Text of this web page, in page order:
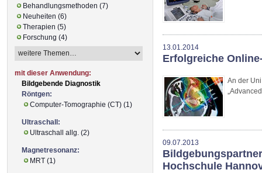
13.01.2014
Erfolgreiche
An der
09.07.2013
Hochschule
Behandlungsmethoden (7)
Neuheiten (6)
Therapien (5)
Forschung (4)
mit dieser Anwendung:
Bildgebende Diagnostik
Röntgen:
Computer-Tomographie (CT) (1)
Ultraschall:
Ultraschall allg. (2)
Magnetresonanz:
MRT (1)